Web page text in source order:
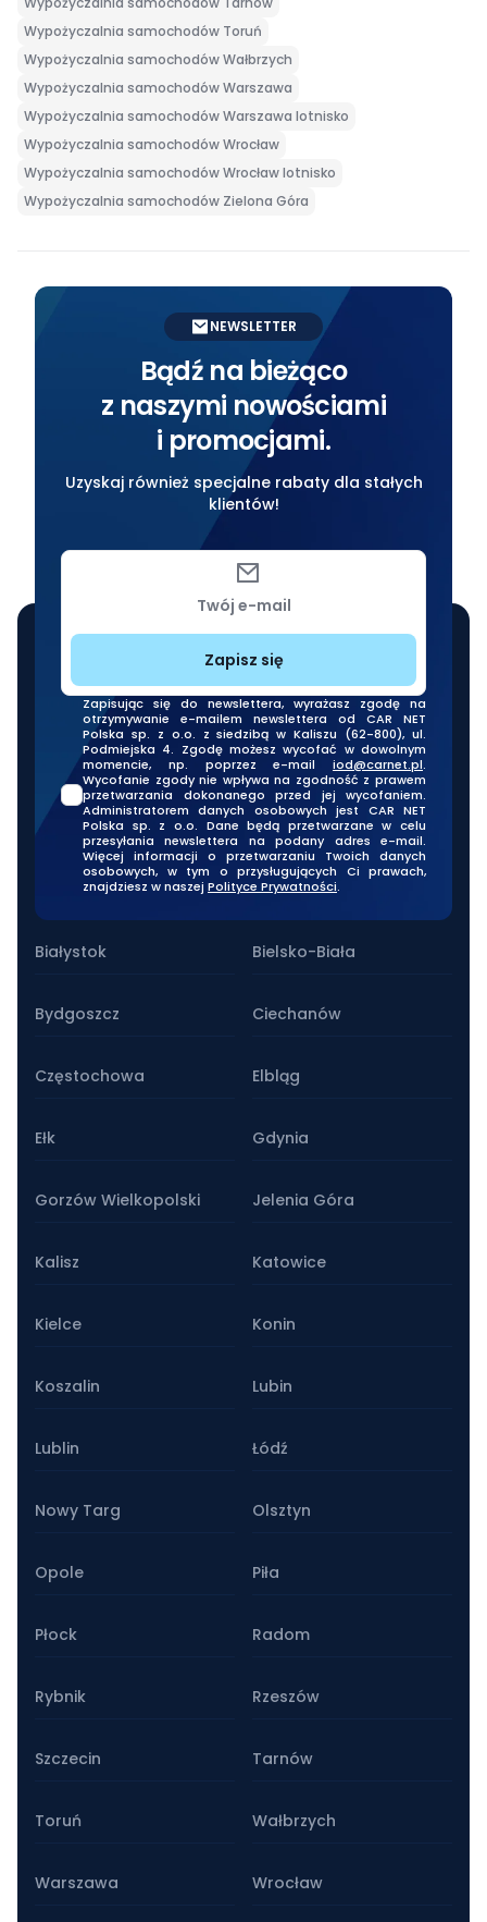
Wypożyczalnia samochodów Toruń
Wypożyczalnia samochodów Wałbrzych
Wypożyczalnia samochodów Warszawa
Wypożyczalnia samochodów Warszawa lotnisko
Wypożyczalnia samochodów Wrocław
Wypożyczalnia samochodów Wrocław lotnisko
Wypożyczalnia samochodów Zielona Góra
NEWSLETTER
Bądź na bieżąco
z naszymi nowościami
i promocjami.
Uzyskaj również specjalne rabaty dla stałych
klientów!
Twój e-mail
Zapisz się
Zapisując się do newslettera, wyrażasz zgodę na
otrzymywanie e-mailem newslettera od CAR NET
Polska sp. z o.o. z siedzibą w Kaliszu (62-800), ul.
Podmiejska 4. Zgodę możesz wycofać w dowolnym
momencie, np. poprzez e-mail iod@carnet.pl.
Wycofanie zgody nie wpływa na zgodność z prawem
przetwarzania dokonanego przed jej wycofaniem.
Administratorem danych osobowych jest CAR NET
Polska sp. z o.o. Dane będą przetwarzane w celu
przesyłania newslettera na podany adres e-mail.
Więcej informacji o przetwarzaniu Twoich danych
osobowych, w tym o przysługujących Ci prawach,
znajdziesz w naszej Polityce Prywatności.
Nasze oddziały stacjonarne
Białystok Bielsko-Biała
Bydgoszcz Ciechanów
Częstochowa Elbląg
Ełk Gdynia
Gorzów Wielkopolski Jelenia Góra
Kalisz Katowice
Kielce Konin
Koszalin Lubin
Lublin Łódź
Nowy Targ Olsztyn
Opole Piła
Płock Radom
Rybnik Rzeszów
Szczecin Tarnów
Toruń Wałbrzych
Warszawa Wrocław